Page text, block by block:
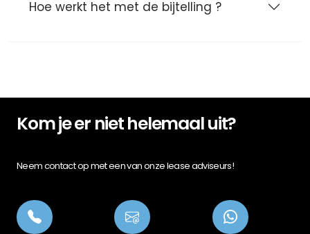
Hoe werkt het met de bijtelling ?
Kom je er niet helemaal uit?
Neem contact op met een van onze lease adviseurs!